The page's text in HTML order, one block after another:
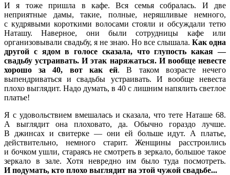
И я тоже пришла в кафе. Вся семья собралась. И две
неприятные дамы, такие, полные, неряшливые немного,
с кудрявыми короткими волосами стояли и обсуждали тетю
Наташу. Наверное, они были сотрудницы кафе или
организовывали свадьбу, я не знаю. Но все слышала. Как одна
другой с ядом в голосе сказала, что глупость какая —
свадьбу устраивать. И этак наряжаться. И вообще невесте
хорошо за 40, вот как ей. В таком возрасте нечего
выпендриваться и свадьбы устраивать. И вообще невеста
плохо выглядит. Надо думать, в 40 с лишним напялить светлое
платье!
Я с удовольствием вмешалась и сказала, что тете Наташе 68.
А выглядит она плоховато, да. Обычно гораздо лучше.
В джинсах и свитерке — они ей больше идут. А платье,
действительно, немного старит. Женщины расстроились
и бочком ушли, стараясь не смотреть в зеркало, большое такое
зеркало в зале. Хотя невредно им было туда посмотреть.
И подумать, кто плохо выглядит на этой чужой свадьбе...